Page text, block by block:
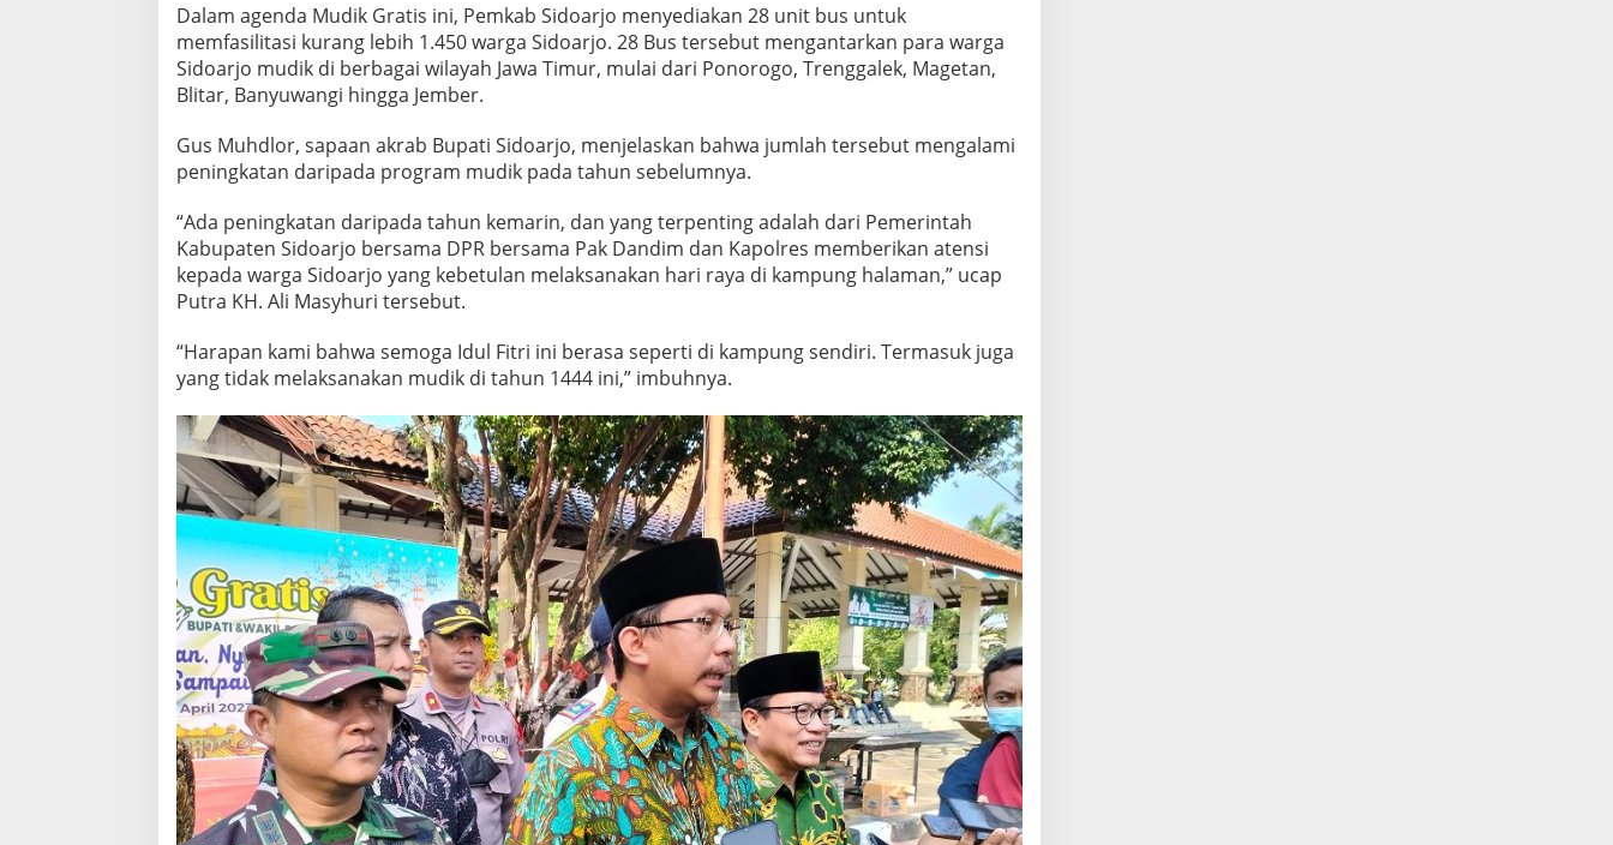
Dalam agenda Mudik Gratis ini, Pemkab Sidoarjo menyediakan 28 unit bus untuk
memfasilitasi kurang lebih 1.450 warga Sidoarjo. 28 Bus tersebut mengantarkan para warga
Sidoarjo mudik di berbagai wilayah Jawa Timur, mulai dari Ponorogo, Trenggalek, Magetan,
Blitar, Banyuwangi hingga Jember.
Gus Muhdlor, sapaan akrab Bupati Sidoarjo, menjelaskan bahwa jumlah tersebut mengalami
peningkatan daripada program mudik pada tahun sebelumnya.
“Ada peningkatan daripada tahun kemarin, dan yang terpenting adalah dari Pemerintah
Kabupaten Sidoarjo bersama DPR bersama Pak Dandim dan Kapolres memberikan atensi
kepada warga Sidoarjo yang kebetulan melaksanakan hari raya di kampung halaman,” ucap
Putra KH. Ali Masyhuri tersebut.
“Harapan kami bahwa semoga Idul Fitri ini berasa seperti di kampung sendiri. Termasuk juga
yang tidak melaksanakan mudik di tahun 1444 ini,” imbuhnya.